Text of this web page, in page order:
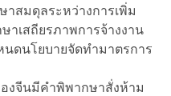
สมดุลระหว่างการเพิ่ม
าเสถียรภาพการจ้างงาน
ดนโยบายจัดทำมาตรการ
งจีนมีคำพิพากษาสั่งห้าม